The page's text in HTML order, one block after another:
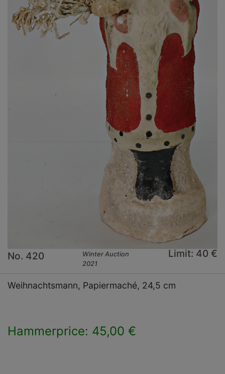
No. 420
Winter Auction
2021
Limit: 40 €
Weihnachtsmann, Papiermaché, 24,5 cm
Hammerprice: 45,00 €